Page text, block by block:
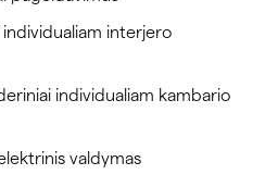
interjero
individualiam kambario
valdymas